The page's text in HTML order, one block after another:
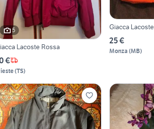
5
Lacoste Rossa
€
(TS)
Giacca Lacoste
25 €
Monza (MB)